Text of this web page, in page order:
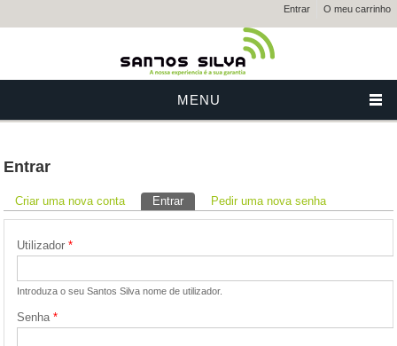
Entrar O meu carrinho
MENU
Entrar
Separadores primários
Criar uma nova conta Entrar (separador ativo)
Pedir uma nova senha
Utilizador *
Introduza o seu Santos Silva nome de utilizador.
Senha *